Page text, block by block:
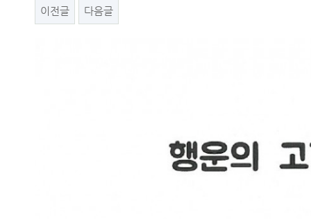
이전글 다음글